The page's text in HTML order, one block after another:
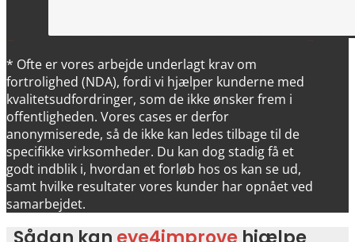
* Ofte er vores arbejde underlagt krav om
fortrolighed (NDA), fordi vi hjælper kunderne med
kvalitetsudfordringer, som de ikke ønsker frem i
offentligheden. Vores cases er derfor
anonymiserede, så de ikke kan ledes tilbage til de
specifikke virksomheder. Du kan dog stadig få et
godt indblik i, hvordan et forløb hos os kan se ud,
samt hvilke resultater vores kunder har opnået ved
samarbejdet.